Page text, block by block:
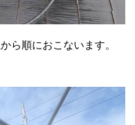
ら順におこないます。